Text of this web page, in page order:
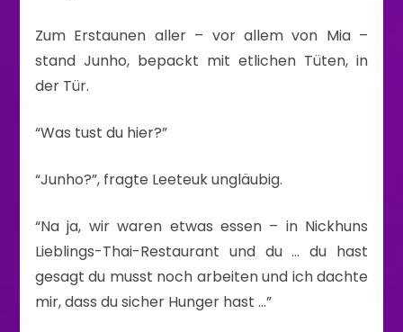
Zum Erstaunen aller – vor allem von Mia –
stand Junho, bepackt mit etlichen Tüten, in
der Tür.
“Was tust du hier?”
“Junho?”, fragte Leeteuk ungläubig.
“Na ja, wir waren etwas essen – in Nickhuns
Lieblings-Thai-Restaurant und du … du hast
gesagt du musst noch arbeiten und ich dachte
mir, dass du sicher Hunger hast …”